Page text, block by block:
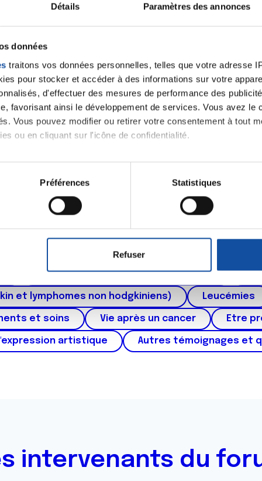
Détails Paramètres des annonces
données
traitons vos données personnelles, telles que votre adresse
pour stocker et accéder à des informations sur votre
d'effectuer des mesures de performance des
favorisant ainsi le développement de services. Vous avez le
Vous pouvez modifier ou retirer votre consentement à tout
ou en cliquant sur l'icône de confidentialité.
également :
sur votre localisation géographique qui peuvent être
ou retirer votre consentement à tout moment à partir de la
de publicité et d'analyse, qui peuvent combiner celles-ci
ont collectées lors de votre utilisation de leurs services.
Préférences Statistiques
Refuser
Se connecter
Thématiques
et des voies respiratoires Cancer du sein
Cancer de l'appareil génital féminin (col
Cancers urologiques (rein et vessie)
et lymphomes non hodgkiniens) Leucémies
et soins Vie après un cancer Etre
artistique Autres témoignages et
intervenants du